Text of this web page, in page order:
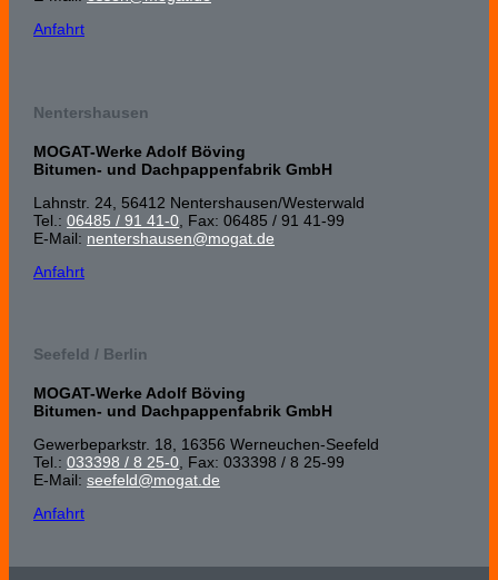
Anfahrt
Nentershausen
MOGAT-Werke Adolf Böving
Bitumen- und Dachpappenfabrik GmbH
Lahnstr. 24, 56412 Nenters­hausen/Wester­wald
Tel.: 06485 / 91 41-0 , Fax: 06485 / 91 41-99
E-Mail: nentershausen@mogat.de
Anfahrt
Seefeld / Berlin
MOGAT-Werke Adolf Böving
Bitumen- und Dachpappenfabrik GmbH
Gewerbeparkstr. 18, 16356 Werneuchen-Seefeld
Tel.: 033398 / 8 25-0 , Fax: 033398 / 8 25-99
E-Mail: seefeld@mogat.de
Anfahrt